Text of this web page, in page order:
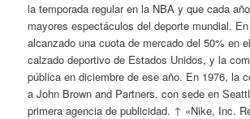
la temporada regular en la NBA y que cada
mayores espectáculos del deporte mundial.
alcanzado una cuota de mercado del 50% en
calzado deportivo de Estados Unidos, y la
pública en diciembre de ese año. En 1976, la
a John Brown and Partners, con sede en
primera agencia de publicidad. ↑ «Nike, Inc.